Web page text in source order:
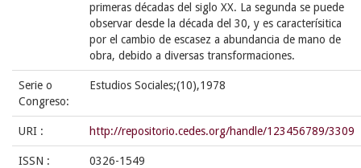
primeras décadas del siglo XX. La segunda se puede
observar desde la década del 30, y es caracterísitica
por el cambio de escasez a abundancia de mano de
obra, debido a diversas transformaciones.
Serie o
Congreso:
Estudios Sociales;(10),1978
URI : http://repositorio.cedes.org/handle/123456789/3309
ISSN : 0326-1549